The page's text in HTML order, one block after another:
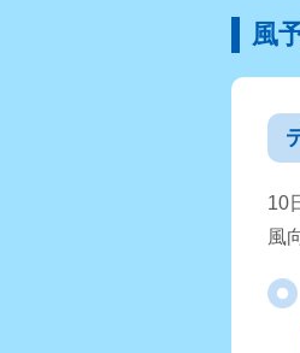
風
10
風